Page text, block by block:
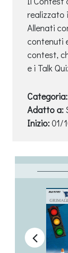
realizzato
Allenati
contenuti
contest,
e i Talk
Categoria:
Adatto a:
Inizio:01/
